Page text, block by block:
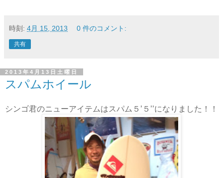
時刻: 4月 15, 2013 0 件のコメント:
共有
2013年4月13日土曜日
スパムホイール
シンゴ君のニューアイテムはスパム５’５’’になりました！！